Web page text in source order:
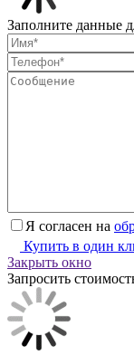
Заполните данные
Я согласен на
Купить в один
Закрыть окно
Запросить